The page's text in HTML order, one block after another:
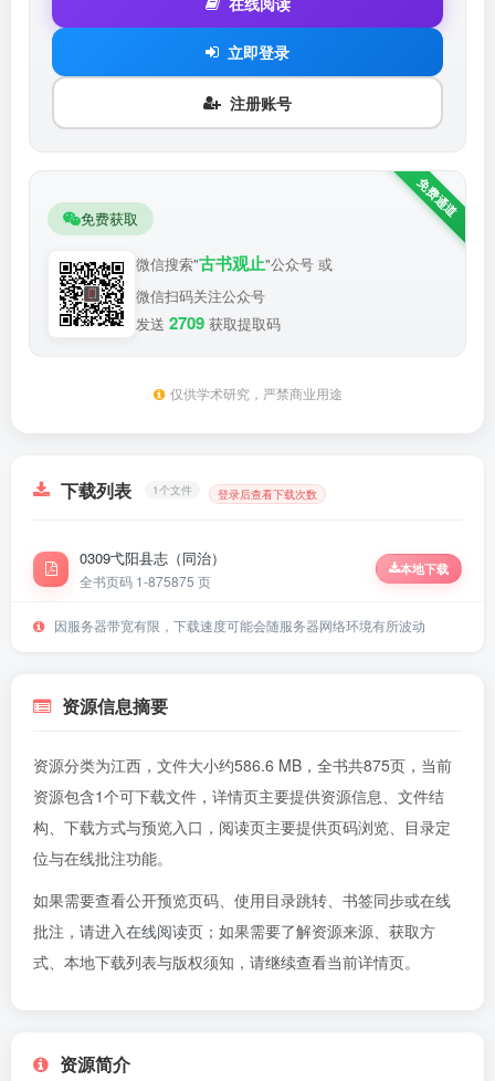
立即登录
注册账号
免费获取
微信搜索"古书观止"公众号 或
微信扫码关注公众号
发送 2709 获取提取码
仅供学术研究，严禁商业用途
下载列表 1个文件 登录后查看下载次数
0309弋阳县志（同治）
全书页码 1-875875 页
本地下载
因服务器带宽有限，下载速度可能会随服务器网络环境有所波动
资源信息摘要
资源分类为江西，文件大小约586.6 MB，全书共875页，当前
资源包含1个可下载文件，详情页主要提供资源信息、文件结
构、下载方式与预览入口，阅读页主要提供页码浏览、目录定
位与在线批注功能。
如果需要查看公开预览页码、使用目录跳转、书签同步或在线
批注，请进入在线阅读页 ；如果需要了解资源来源、获取方
式、本地下载列表与版权须知，请继续查看当前详情页。
资源简介